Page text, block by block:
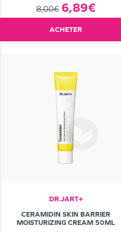
8,00€ 6,89€
ACHETER
DR.JART+
CERAMIDIN SKIN BARRIER
MOISTURIZING CREAM 50ML